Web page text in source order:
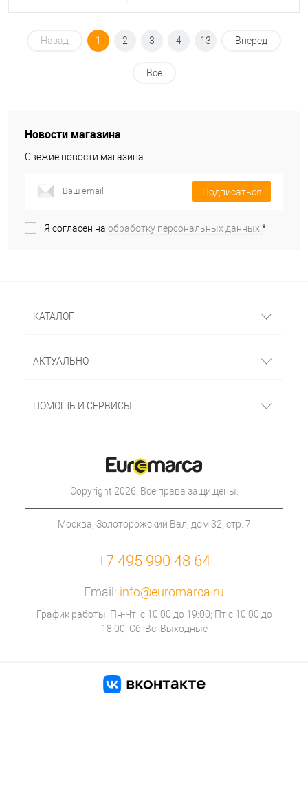
Назад 1 2 3 4 13 Вперед
Все
Новости магазина
Свежие новости магазина
Подписаться
Я согласен на обработку персональных данных.*
КАТАЛОГ
АКТУАЛЬНО
ПОМОЩЬ И СЕРВИСЫ
Copyright 2026. Все права защищены.
Москва, Золоторожский Вал, дом 32, стр. 7
+7 495 990 48 64
Email: info@euromarca.ru
График работы: Пн-Чт: с 10:00 до 19:00; Пт с 10:00 до
18:00; Сб, Вс: Выходные